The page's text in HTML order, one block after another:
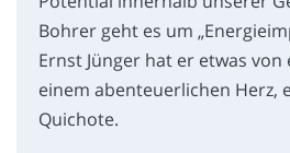
Bohrer geht es um
Ernst Jünger hat er etwas
einem abenteuerlichen Herz,
Quichote.